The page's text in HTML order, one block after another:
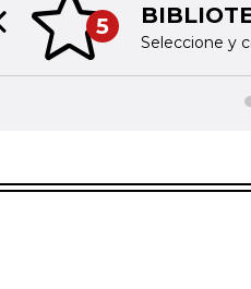
5
Seleccione y
slide